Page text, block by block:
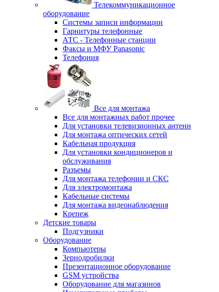
Телекоммуникационное
оборудование
Системы записи информации
Гарнитуры телефонные
АТС - Телефонные станции
Факсы и МФУ Panasonic
Телефония
Все для монтажа
Все для монтажных работ прочее
Для установки телевизионных антенн
Для монтажа оптических сетей
Кабельная продукция
Для установки кондиционеров и
обслуживания
Разъемы
Для монтажа телефонии и СКС
Для электромонтажа
Кабельные системы
Для монтажа видеонаблюдения
Крепеж
Детские товары
Подгузники
Оборудование
Компьютеры
Зернодробилки
Презентационное оборудование
GSM устройства
Оборудование для магазинов